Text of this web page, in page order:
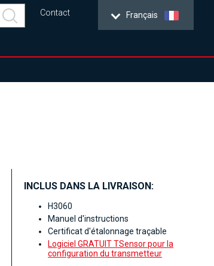
Français
Contact
INCLUS DANS LA LIVRAISON:
H3060
Manuel d'instructions
Certificat d'étalonnage traçable
Logiciel GRATUIT TSensor pour la
configuration du transmetteur